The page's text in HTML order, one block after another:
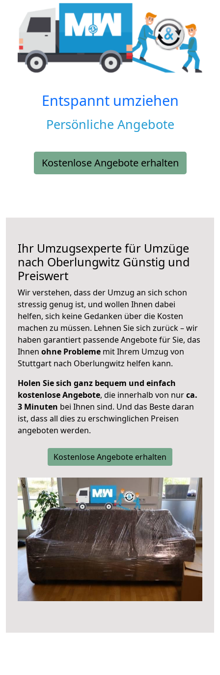
Entspannt umziehen
Persönliche Angebote
Kostenlose Angebote erhalten
Ihr Umzugsexperte für Umzüge
nach Oberlungwitz Günstig und
Preiswert
Wir verstehen, dass der Umzug an sich schon
stressig genug ist, und wollen Ihnen dabei
helfen, sich keine Gedanken über die Kosten
machen zu müssen. Lehnen Sie sich zurück – wir
haben garantiert passende Angebote für Sie, das
Ihnen ohne Probleme mit Ihrem Umzug von
Stuttgart nach Oberlungwitz helfen kann.
Holen Sie sich ganz bequem und einfach
kostenlose Angebote, die innerhalb von nurca.
3 Minuten bei Ihnen sind. Und das Beste daran
ist, dass all dies zu erschwinglichen Preisen
angeboten werden.
Kostenlose Angebote erhalten